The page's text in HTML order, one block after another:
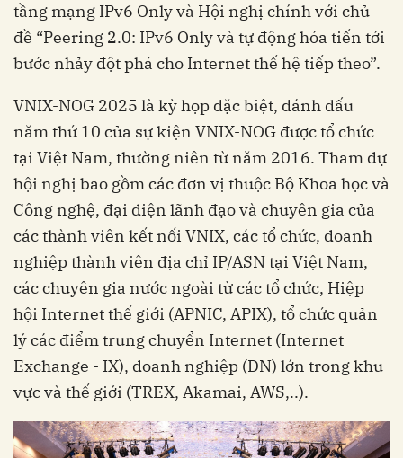
tầng mạng IPv6 Only và Hội nghị chính với chủ
đề “Peering 2.0: IPv6 Only và tự động hóa tiến tới
bước nhảy đột phá cho Internet thế hệ tiếp theo”.
VNIX-NOG 2025 là kỳ họp đặc biệt, đánh dấu
năm thứ 10 của sự kiện VNIX-NOG được tổ chức
tại Việt Nam, thường niên từ năm 2016. Tham dự
hội nghị bao gồm các đơn vị thuộc Bộ Khoa học và
Công nghệ, đại diện lãnh đạo và chuyên gia của
các thành viên kết nối VNIX, các tổ chức, doanh
nghiệp thành viên địa chỉ IP/ASN tại Việt Nam,
các chuyên gia nước ngoài từ các tổ chức, Hiệp
hội Internet thế giới (APNIC, APIX), tổ chức quản
lý các điểm trung chuyển Internet (Internet
Exchange - IX), doanh nghiệp (DN) lớn trong khu
vực và thế giới (TREX, Akamai, AWS,..).